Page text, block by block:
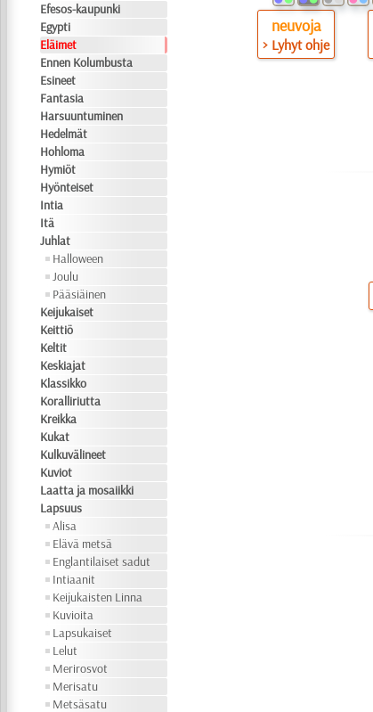
Efesos-kaupunki
Egypti
Eläimet
Ennen Kolumbusta
Esineet
Fantasia
Harsuuntuminen
Hedelmät
Hohloma
Hymiöt
Hyönteiset
Intia
Itä
Juhlat
Halloween
Joulu
Pääsiäinen
Keijukaiset
Keittiö
Keltit
Keskiajat
Klassikko
Koralliriutta
Kreikka
Kukat
Kulkuvälineet
Kuviot
Laatta ja mosaiikki
Lapsuus
Alisa
Elävä metsä
Englantilaiset sadut
Intiaanit
Keijukaisten Linna
Kuvioita
Lapsukaiset
Lelut
Merirosvot
Merisatu
Metsäsatu
neuvoja
> Lyhyt ohje